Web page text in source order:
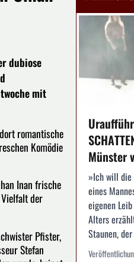
dubiose
mit
romantische
Komödie
Inan frische
der
Pfister,
Stefan
Münster
»Ich will die
eines
eigenen
Alters
Staunen,